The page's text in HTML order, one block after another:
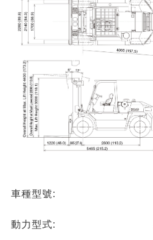
車種型號:
動力型式: